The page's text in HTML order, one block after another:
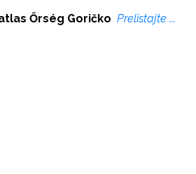
Őrség Goričko Prelistajte ...